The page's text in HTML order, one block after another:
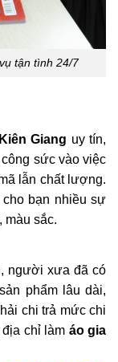
tận tình 24/7
Giang uy tín,
sức vào việc
lẫn chất lượng.
bạn nhiều sự
màu sắc.
người xưa đã có
phẩm lâu dài,
chi trả mức chi
chỉ làm áo gia